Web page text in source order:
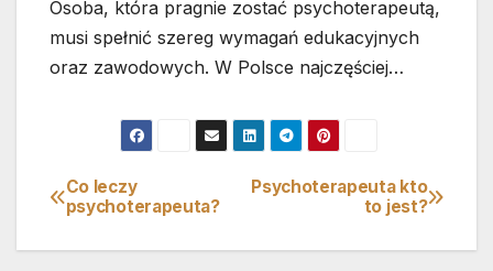
Osoba, która pragnie zostać psychoterapeutą,
musi spełnić szereg wymagań edukacyjnych
oraz zawodowych. W Polsce najczęściej…
Nawigacja
wpisu
Psychoterapeuta kto
to jest?
Co leczy
psychoterapeuta?